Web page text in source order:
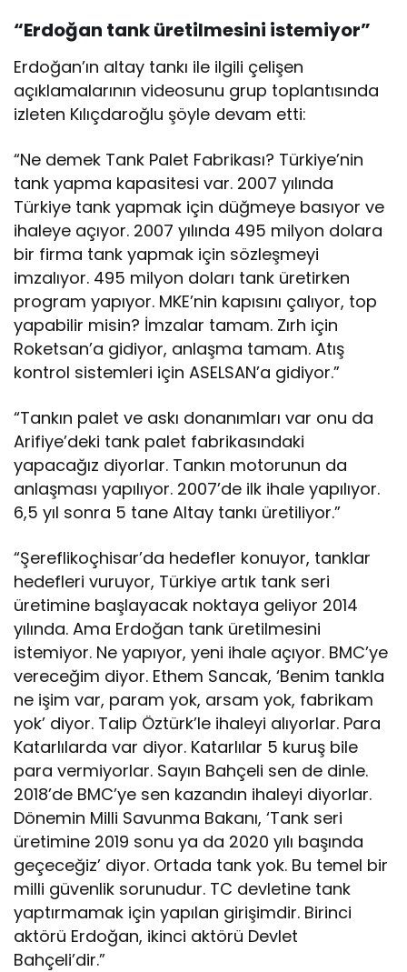
“Erdoğan tank üretilmesini istemiyor”
Erdoğan’ın altay tankı ile ilgili çelişen
açıklamalarının videosunu grup toplantısında
izleten Kılıçdaroğlu şöyle devam etti:
“Ne demek Tank Palet Fabrikası? Türkiye’nin
tank yapma kapasitesi var. 2007 yılında
Türkiye tank yapmak için düğmeye basıyor ve
ihaleye açıyor. 2007 yılında 495 milyon dolara
bir firma tank yapmak için sözleşmeyi
imzalıyor. 495 milyon doları tank üretirken
program yapıyor. MKE’nin kapısını çalıyor, top
yapabilir misin? İmzalar tamam. Zırh için
Roketsan’a gidiyor, anlaşma tamam. Atış
kontrol sistemleri için ASELSAN’a gidiyor.”
“Tankın palet ve askı donanımları var onu da
Arifiye’deki tank palet fabrikasındaki
yapacağız diyorlar. Tankın motorunun da
anlaşması yapılıyor. 2007’de ilk ihale yapılıyor.
6,5 yıl sonra 5 tane Altay tankı üretiliyor.”
“Şereflikoçhisar’da hedefler konuyor, tanklar
hedefleri vuruyor, Türkiye artık tank seri
üretimine başlayacak noktaya geliyor 2014
yılında. Ama Erdoğan tank üretilmesini
istemiyor. Ne yapıyor, yeni ihale açıyor. BMC’ye
vereceğim diyor. Ethem Sancak, ‘Benim tankla
ne işim var, param yok, arsam yok, fabrikam
yok’ diyor. Talip Öztürk’le ihaleyi alıyorlar. Para
Katarlılarda var diyor. Katarlılar 5 kuruş bile
para vermiyorlar. Sayın Bahçeli sen de dinle.
2018’de BMC’ye sen kazandın ihaleyi diyorlar.
Dönemin Milli Savunma Bakanı, ‘Tank seri
üretimine 2019 sonu ya da 2020 yılı başında
geçeceğiz’ diyor. Ortada tank yok. Bu temel bir
milli güvenlik sorunudur. TC devletine tank
yaptırmamak için yapılan girişimdir. Birinci
aktörü Erdoğan, ikinci aktörü Devlet
Bahçeli’dir.”